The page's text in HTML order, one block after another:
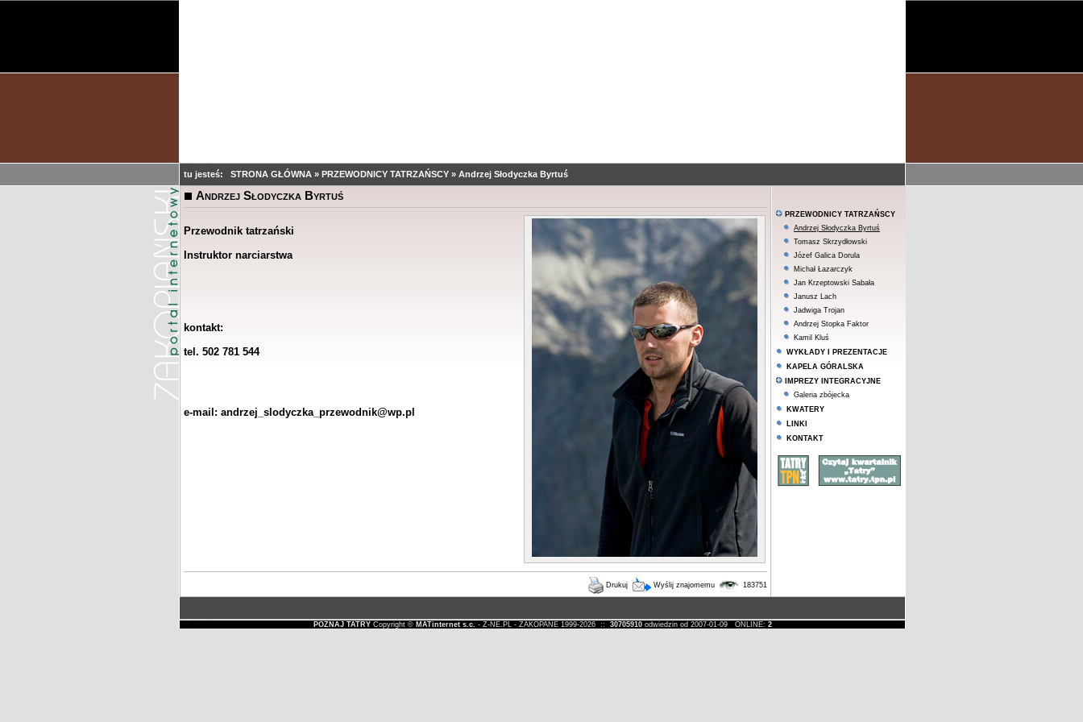
tu jesteś: STRONA GŁÓWNA » PRZEWODNICY TATRZAŃSCY » Andrzej Słodyczka Byrtuś
Andrzej Słodyczka Byrtuś
Przewodnik tatrzański
Instruktor narciarstwa
kontakt:
tel. 502 781 544
e-mail: andrzej_slodyczka_przewodnik@wp.pl
Drukuj Wyślij znajomemu 183751
PRZEWODNICY TATRZAŃSCY
Andrzej Słodyczka Byrtuś
Tomasz Skrzydłowski
Józef Galica Dorula
Michał Łazarczyk
Jan Krzeptowski Sabała
Janusz Lach
Jadwiga Trojan
Andrzej Stopka Faktor
Kamil Kluś
WYKŁADY I PREZENTACJE
KAPELA GÓRALSKA
IMPREZY INTEGRACYJNE
Galeria zbójecka
KWATERY
LINKI
KONTAKT
POZNAJ TATRYCopyright © MATinternet s.c. - Z-NE.PL - ZAKOPANE 1999-2026 :: 30705910odwiedzin od 2007-01-09 ONLINE: 2